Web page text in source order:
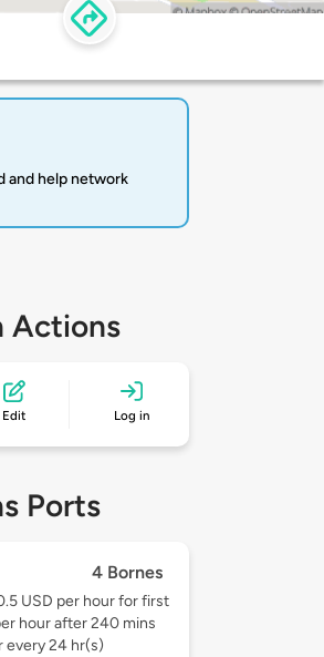
and help network
Actions
Edit Log in
Ports
4 Bornes
USD per hour for first
hour after 240 mins
every 24 hr(s)